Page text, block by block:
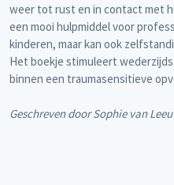
weer tot rust en in contact met
een mooi hulpmiddel voor
kinderen, maar kan ook
Het boekje stimuleert
binnen een traumasensitieve
Geschreven door Sophie van